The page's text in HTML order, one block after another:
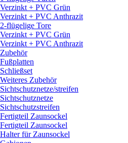
Verzinkt + PVC Grün
Verzinkt + PVC Anthrazit
2-flügelige Tore
Verzinkt + PVC Grün
Verzinkt + PVC Anthrazit
Zubehör
Fußplatten
Schließset
Weiteres Zubehör
Sichtschutznetze/streifen
Sichtschutznetze
Sichtschutzstreifen
Fertigteil Zaunsockel
Fertigteil Zaunsockel
Halter für Zaunsockel